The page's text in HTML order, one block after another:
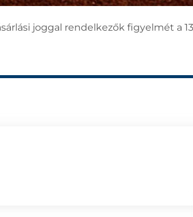
joggal rendelkezők figyelmét a